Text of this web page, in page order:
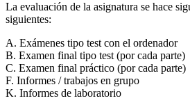
La evaluación de la asignatura se hace
siguientes:
A. Exámenes tipo test con el ordenador
B. Examen final tipo test (por cada parte)
C. Examen final práctico (por cada parte)
F. Informes / trabajos en grupo
K. Informes de laboratorio